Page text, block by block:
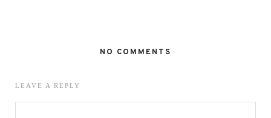
NO COMMENTS
LEAVE A REPLY